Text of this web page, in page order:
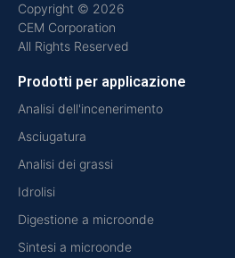
Copyright © 2026
CEM Corporation
All Rights Reserved
Prodotti per applicazione
Analisi dell'incenerimento
Asciugatura
Analisi dei grassi
Idrolisi
Digestione a microonde
Sintesi a microonde